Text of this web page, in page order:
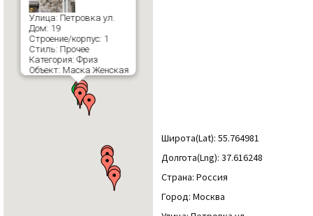
Улица: Петровка ул.
Дом: 19
Строение/корпус: 1
Стиль: Прочее
Категория: Фриз
Объект: Маска Женская
Широта(Lat): 55.764981
Долгота(Lng): 37.616248
Страна: Россия
Город: Москва